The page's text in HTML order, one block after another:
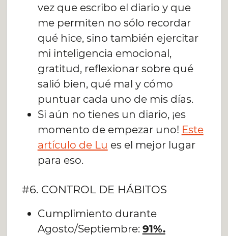
vez que escribo el diario y que
me permiten no sólo recordar
qué hice, sino también ejercitar
mi inteligencia emocional,
gratitud, reflexionar sobre qué
salió bien, qué mal y cómo
puntuar cada uno de mis días.
Si aún no tienes un diario, ¡es
momento de empezar uno! Este
artículo de Lu es el mejor lugar
para eso.
#6. CONTROL DE HÁBITOS
Cumplimiento durante
Agosto/Septiembre: 91%.